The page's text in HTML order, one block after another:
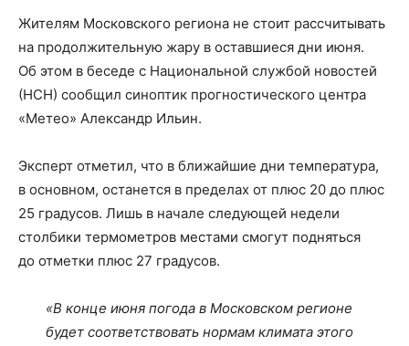
Жителям Московского региона не стоит рассчитывать
на продолжительную жару в оставшиеся дни июня.
Об этом в беседе с Национальной службой новостей
(НСН) сообщил синоптик прогностического центра
«Метео» Александр Ильин.
Эксперт отметил, что в ближайшие дни температура,
в основном, останется в пределах от плюс 20 до плюс
25 градусов. Лишь в начале следующей недели
столбики термометров местами смогут подняться
до отметки плюс 27 градусов.
«В конце июня погода в Московском регионе
будет соответствовать нормам климата этого